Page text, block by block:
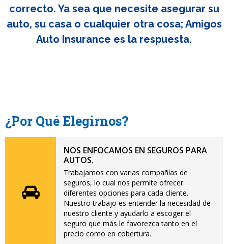
correcto. Ya sea que necesite asegurar su
auto, su casa o cualquier otra cosa; Amigos
Auto Insurance es la respuesta.
¿Por Qué Elegirnos?
NOS ENFOCAMOS EN SEGUROS PARA
AUTOS.
Trabajamos con varias compañías de
seguros, lo cual nos permite ofrecer
diferentes opciones para cada cliente.
Nuestro trabajo es entender la necesidad de
nuestro cliente y ayudarlo a escoger el
seguro que más le favorezca tanto en el
precio como en cobertura.